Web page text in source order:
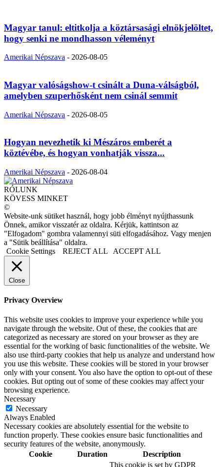
Magyar tanul: eltitkolja a köztársasági elnökjelöltet,
hogy senki ne mondhasson véleményt
Amerikai Népszava - 2026-08-05
Magyar valóságshow-t csinált a Duna-válságból,
amelyben szuperhősként nem csinál semmit
Amerikai Népszava - 2026-08-05
Hogyan nevezhetik ki Mészáros emberét a
köztévébe, és hogyan vonhatják vissza...
Amerikai Népszava - 2026-08-04
RÓLUNK
KÖVESS MINKET
©
Website-unk sütiket használ, hogy jobb élményt nyújthassunk
Önnek, amikor visszatér az oldalra. Kérjük, kattintson az
"Elfogadom" gombra valamennyi süti elfogadásához. Vagy menjen
a "Sütik beállítása" oldalra.
Cookie Settings
REJECT ALL ACCEPT ALL
Close
Privacy Overview
This website uses cookies to improve your experience while you
navigate through the website. Out of these, the cookies that are
categorized as necessary are stored on your browser as they are
essential for the working of basic functionalities of the website. We
also use third-party cookies that help us analyze and understand how
you use this website. These cookies will be stored in your browser
only with your consent. You also have the option to opt-out of these
cookies. But opting out of some of these cookies may affect your
browsing experience.
Necessary
Necessary
Always Enabled
Necessary cookies are absolutely essential for the website to
function properly. These cookies ensure basic functionalities and
security features of the website, anonymously.
Cookie
Duration Description
This cookie is set by GDPR